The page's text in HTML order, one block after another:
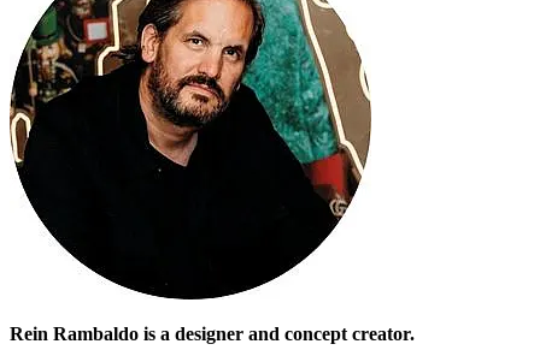
Rein Rambaldo is a designer and concept creator.